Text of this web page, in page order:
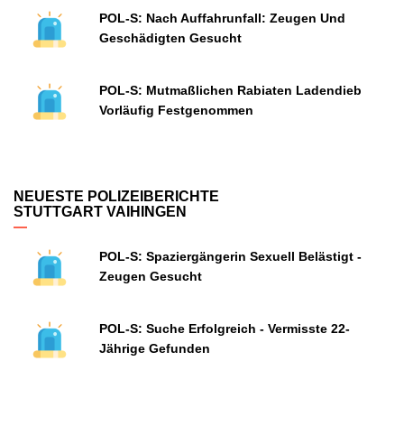
POL-S: Nach Auffahrunfall: Zeugen Und
Geschädigten Gesucht
POL-S: Mutmaßlichen Rabiaten Ladendieb
Vorläufig Festgenommen
NEUESTE POLIZEIBERICHTE
STUTTGART VAIHINGEN
POL-S: Spaziergängerin Sexuell Belästigt -
Zeugen Gesucht
POL-S: Suche Erfolgreich - Vermisste 22-
Jährige Gefunden